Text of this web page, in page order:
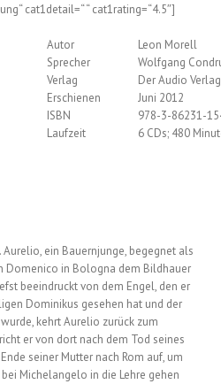
cat1detail=“ “ cat1rating=“4.5″]
Autor
Leon Morell
Sprecher
Wolfgang
Verlag
Der Audio Verlag
Erschienen
Juni 2012
ISBN
978-3-86231-
Laufzeit
6 CDs; 480
ein Bauernjunge, begegnet als
Domenico in Bologna dem Bildhauer
beeindruckt von dem Engel, den er
Dominikus gesehen hat und der
kehrt Aurelio zurück zum
er von dort nach dem Tod seines
seiner Mutter nach Rom auf, um
Michelangelo in die Lehre gehen